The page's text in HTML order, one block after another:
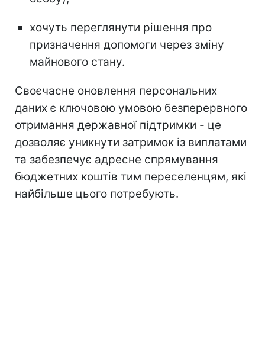
хочуть переглянути рішення про
призначення допомоги через зміну
майнового стану.
Своєчасне оновлення персональних
даних є ключовою умовою безперервного
отримання державної підтримки - це
дозволяє уникнути затримок із виплатами
та забезпечує адресне спрямування
бюджетних коштів тим переселенцям, які
найбільше цього потребують.